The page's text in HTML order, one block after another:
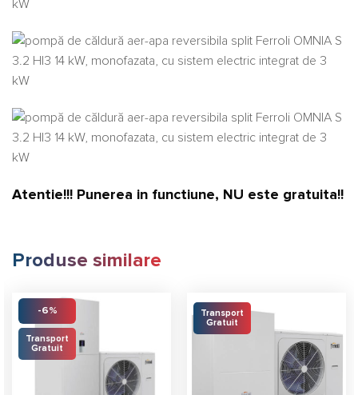
Atentie!!! Punerea in functiune, NU este gratuita!!
Produse similare
-6%
Transport
Gratuit
Transport
Gratuit